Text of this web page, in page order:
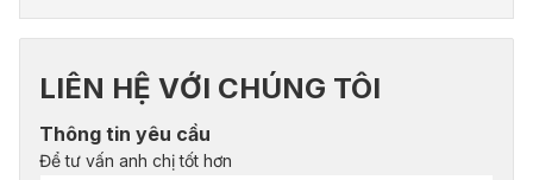
LIÊN HỆ VỚI CHÚNG TÔI
Thông tin yêu cầu
Để tư vấn anh chị tốt hơn